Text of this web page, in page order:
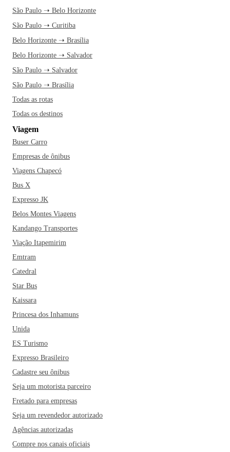
São Paulo ➝ Belo Horizonte
São Paulo ➝ Curitiba
Belo Horizonte ➝ Brasília
Belo Horizonte ➝ Salvador
São Paulo ➝ Salvador
São Paulo ➝ Brasília
Todas as rotas
Todas os destinos
Viagem
Buser Carro
Empresas de ônibus
Viagens Chapecó
Bus X
Expresso JK
Belos Montes Viagens
Kandango Transportes
Viação Itapemirim
Emtram
Catedral
Star Bus
Kaissara
Princesa dos Inhamuns
Unida
ES Turismo
Expresso Brasileiro
Cadastre seu ônibus
Seja um motorista parceiro
Fretado para empresas
Seja um revendedor autorizado
Agências autorizadas
Compre nos canais oficiais